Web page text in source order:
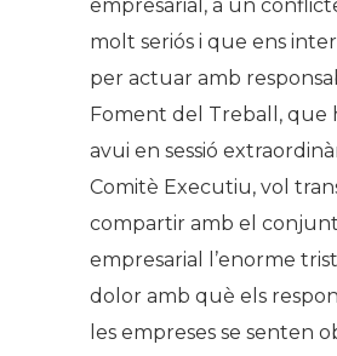
empresarial, a un
molt seriós i que ens
per actuar amb
Foment del Treball, que
avui en sessió
Comitè Executiu, vol
compartir amb el
empresarial l’enorme
dolor amb què els
les empreses se senten